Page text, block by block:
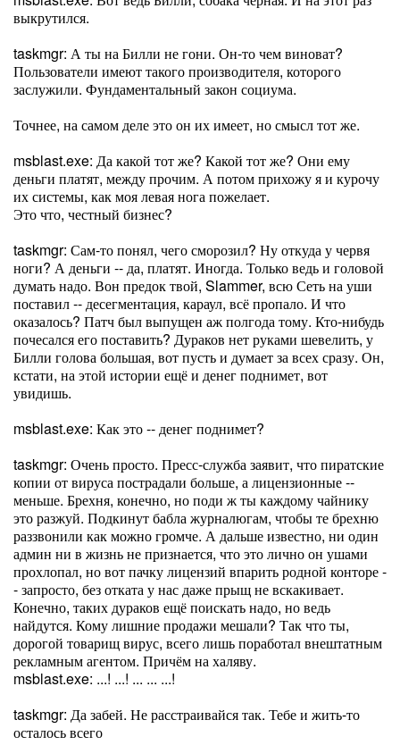
выкрутился.
taskmgr: А ты на Билли не гони. Он-то чем виноват?
Пользователи имеют такого производителя, которого
заслужили. Фундаментальный закон социума.
Точнее, на самом деле это он их имеет, но смысл тот же.
msblast.exe: Да какой тот же? Какой тот же? Они ему
деньги платят, между прочим. А потом прихожу я и курочу
их системы, как моя левая нога пожелает.
Это что, честный бизнес?
taskmgr: Сам-то понял, чего сморозил? Ну откуда у червя
ноги? А деньги -- да, платят. Иногда. Только ведь и головой
думать надо. Вон предок твой, Slammer, всю Сеть на уши
поставил -- десегментация, караул, всё пропало. И что
оказалось? Патч был выпущен аж полгода тому. Кто-нибудь
почесался его поставить? Дураков нет руками шевелить, у
Билли голова большая, вот пусть и думает за всех сразу. Он,
кстати, на этой истории ещё и денег поднимет, вот
увидишь.
msblast.exe: Как это -- денег поднимет?
taskmgr: Очень просто. Пресс-служба заявит, что пиратские
копии от вируса пострадали больше, а лицензионные --
меньше. Брехня, конечно, но поди ж ты каждому чайнику
это разжуй. Подкинут бабла журналюгам, чтобы те брехню
раззвонили как можно громче. А дальше известно, ни один
админ ни в жизнь не признается, что это лично он ушами
прохлопал, но вот пачку лицензий впарить родной конторе -
- запросто, без отката у нас даже прыщ не вскакивает.
Конечно, таких дураков ещё поискать надо, но ведь
найдутся. Кому лишние продажи мешали? Так что ты,
дорогой товарищ вирус, всего лишь поработал внештатным
рекламным агентом. Причём на халяву.
msblast.exe: ...! ...! ... ... ...!
taskmgr: Да забей. Не расстраивайся так. Тебе и жить-то
осталось всего